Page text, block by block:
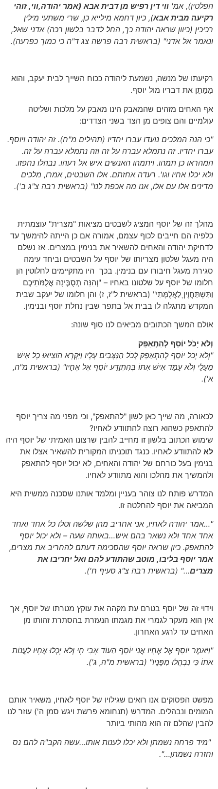
הפלטין), אמ' ווי דין רפיש מן דבית אבא (אמר יהודה,ווי, זוהי
רקיעה מבית אבא), כיון דחמא מילייא כן, שרי משתעי מילין
רכיכין (כיוון שראה יהודה כך, החל לדבר בלשון רכה) אדני שאל,
ונאמר אל אדני" (בראשית רבה פרשה צג ד"ה כי כמוך כפרעה).
רקיעתו של מנשה, נשמעת ליהודה ככוח השייך לבית יעקב, והוא
מֵמַתֵן את דבריו מול יוסף.
אף האחים מזהים שהמאבק הינו מאבק על מלכות ושליטה
עולמיים והם צופים מן הצד בשני הצדדים:
"כי הנה המלכים נועדו עברו יחדיו (תהילים מ"ח). זה יהודה ויוסף.
עברו יחדיו. זה נתמלא עברה על זה וזה נתמלא עברה על זה.
המהראו כן תמהו. ויתמהו האנשים איש אל רעהו. נבהלו נחפזו.
ולא יכלו אחיו וגו'. רעדה אחזתם. אלו השבטים, אמרו, מלכים
מדינים אלו עם אלו, אנו מה אכפת לנו" (בראשית רבה צ"ג ב').
מהלך זה של יוסף המציג לשבטים מציאות "מצרית" עוצמתית
כלפיה הם חייבים לכוף עצמם, אמורה אם כן הייתה להימשך עד
לדחיקת יהודה והאחים להשאיר את בנימין במצרים. אז נשלם
היה מעגל שלטון מצריותו של יוסף על השבטים וביחד עימה
סגירת מעגל חיבורו עם בנימין. בכך היו מתקיימים לחלוטין הן
חלומו של יוסף על שלטונו באחיו – "וְהִנֵּה תְסֻבֶּינָה אֲלֻמֹּתֵיכֶם
וַתִּשְׁתַּחֲוֶיןָ לַאֲלֻמָּתִי" (בראשית ל"ז, ז) והן חלומו של יעקב שבית
המקדש מתגלה לו בבית אל בתפר שבין נחלת יוסף ובנימין.
אולם המשך הכתובים מביאים לנו סוף שונה:
וְלֹא יָכֹל יוֹסֵף לְהִתְאַפֵּק
"וְלֹא יָכֹל יוֹסֵף לְהִתְאַפֵּק לְכֹל הַנִּצָּבִים עָלָיו וַיִּקְרָא הוֹצִיאוּ כָל אִישׁ
מֵעָלָי וְלֹא עָמַד אִישׁ אִתּוֹ בְּהִתְוַדַּע יוֹסֵף אֶל אֶחָיו" (בראשית מ"ה,
א').
לכאורה, מה שייך כאן לשון "להתאפק", וכי מפני מה צריך יוסף
להתאפק כשהוא רוצה להתוודע לאחיו?
שימוש הכתוב בלשון זו מחייב להבין שרצונו האמיתי של יוסף היה
לא להתוודע לאחיו. כנגד תוכניתו המקורית להשאיר אצלו את
בנימין בעל כורחם של יהודה והאחים, לא יכול יוסף להתאפק
ולהמשיך את מהלכו והוא מתוודע לאחיו.
המדרש פותח לנו צוהר בעניין ומלמד אותנו שסכנה ממשית היא
המביאה את יוסף להחלטה זו.
"…אמר יהודה לאחיו, אני אחריב מהן שלשה וטלו כל אחד ואחד
אחד אחד ולא נשאר בהם איש…באותה שעה – ולא יכול יוסף
להתאפק. כיון שראה יוסף שהסכימה דעתם להחריב את מצרים,
אמר יוסף בליבו, מוטב שהתודע להם ואל יחריבו את
מצרים…" (בראשית רבה צ"ג סעיף ח').
וידוי זה של יוסף בטרם עת מקהה את עוקץ מטרתו של יוסף, אך
אין הוא מעקר לגמרי את מגמתו הנעזרת בהסתרת זהותו מן
האחים עד לרגע האחרון.
"וַיֹּאמֶר יוֹסֵף אֶל אֶחָיו אֲנִי יוֹסֵף הַעוֹד אָבִי חָי וְלֹא יָכְלוּ אֶחָיו לַעֲנוֹת
אֹתוֹ כִּי נִבְהֲלוּ מִפָּנָיו" (בראשית מ"ה, ג').
מפשט הפסוקים אנו רואים שגילויו של יוסף לאחיו, משאיר אותם
המומים ונבהלים. המדרש (תנחומא פרשת ויגש סמן ה') עוזר לנו
להבין שהלם זה הוא מהותי ביותר
"מיד פרחה נשמתן ולא יכלו לענות אותו…עשה הקב"ה להם נס
וחזרה נשמתן…".